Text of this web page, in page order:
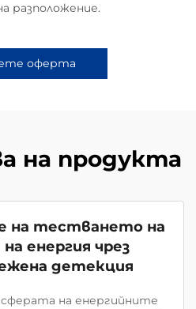
разположение.
оферта
на продукта
на тестването на
енергия чрез
детекция
на енергийните